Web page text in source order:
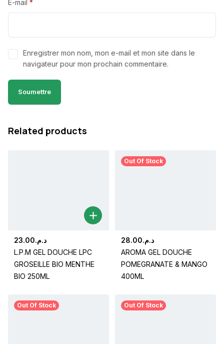
E-mail *
Enregistrer mon nom, mon e-mail et mon site dans le
navigateur pour mon prochain commentaire.
Related products
د.م.23.00
L.P.M GEL DOUCHE LPC
GROSEILLE BIO MENTHE
BIO 250ML
Out Of Stock
د.م.28.00
AROMA GEL DOUCHE
POMEGRANATE & MANGO
400ML
Out Of Stock Out Of Stock